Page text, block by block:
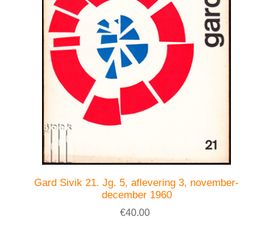
Gard Sivik 21. Jg. 5, aflevering 3, november-
december 1960
€40.00